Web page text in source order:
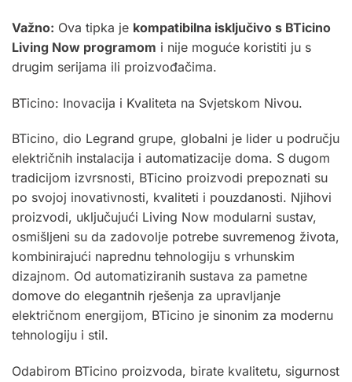
Važno: Ova tipka je kompatibilna isključivo s BTicino
Living Now programom i nije moguće koristiti ju s
drugim serijama ili proizvođačima.
BTicino: Inovacija i Kvaliteta na Svjetskom Nivou.
BTicino, dio Legrand grupe, globalni je lider u području
električnih instalacija i automatizacije doma. S dugom
tradicijom izvrsnosti, BTicino proizvodi prepoznati su
po svojoj inovativnosti, kvaliteti i pouzdanosti. Njihovi
proizvodi, uključujući Living Now modularni sustav,
osmišljeni su da zadovolje potrebe suvremenog života,
kombinirajući naprednu tehnologiju s vrhunskim
dizajnom. Od automatiziranih sustava za pametne
domove do elegantnih rješenja za upravljanje
električnom energijom, BTicino je sinonim za modernu
tehnologiju i stil.
Odabirom BTicino proizvoda, birate kvalitetu, sigurnost